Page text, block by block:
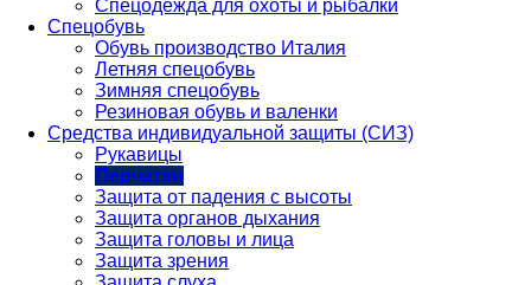
Спецодежда для охоты и рыбалки
Спецобувь
Обувь производство Италия
Летняя спецобувь
Зимняя спецобувь
Резиновая обувь и валенки
Средства индивидуальной защиты (СИЗ)
Рукавицы
Перчатки
Защита от падения с высоты
Защита органов дыхания
Защита головы и лица
Защита зрения